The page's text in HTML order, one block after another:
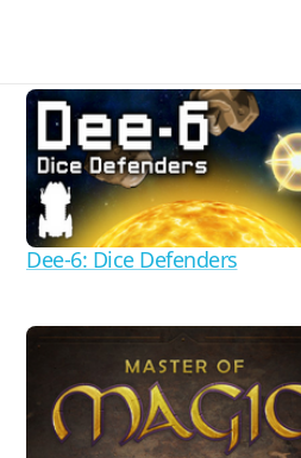
Dee-6: Dice Defenders